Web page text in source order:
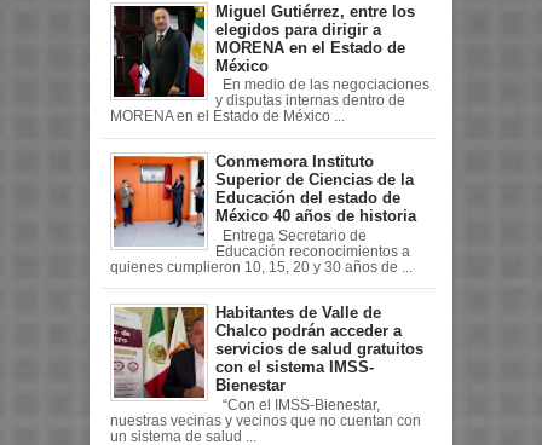
Miguel Gutiérrez, entre los
elegidos para dirigir a
MORENA en el Estado de
México
En medio de las negociaciones
y disputas internas dentro de
MORENA en el Estado de México ...
Conmemora Instituto
Superior de Ciencias de la
Educación del estado de
México 40 años de historia
Entrega Secretario de
Educación reconocimientos a
quienes cumplieron 10, 15, 20 y 30 años de ...
Habitantes de Valle de
Chalco podrán acceder a
servicios de salud gratuitos
con el sistema IMSS-
Bienestar
“Con el IMSS-Bienestar,
nuestras vecinas y vecinos que no cuentan con
un sistema de salud ...